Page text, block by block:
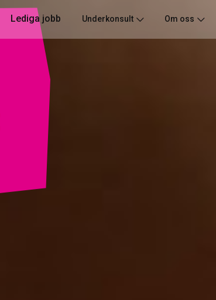
Lediga jobb Underkonsult Om oss